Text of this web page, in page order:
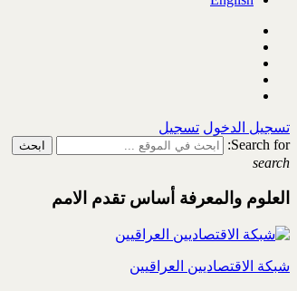
تسجيل الدخول تسجيل
Search for:
search
العلوم والمعرفة أساس تقدم الامم
شبكة الاقتصاديين العراقيين